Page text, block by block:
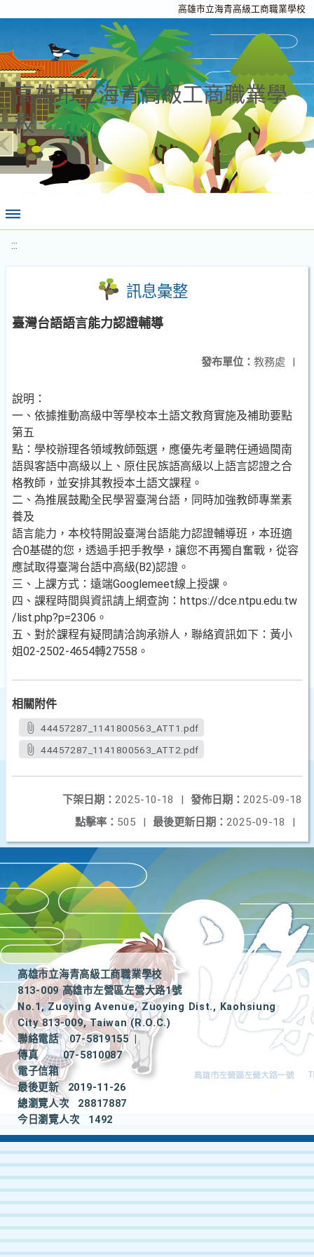
高雄市立海青高級工商職業學校
高雄市立海青高級工商職業學
校
:::
訊息彙整
臺灣台語語言能力認證輔導
發布單位： 教務處 |
說明：
一、依據推動高級中等學校本土語文教育實施及補助要點
第五
點：學校辦理各領域教師甄選，應優先考量聘任通過閩南
語與客語中高級以上、原住民族語高級以上語言認證之合
格教師，並安排其教授本土語文課程。
二、為推展鼓勵全民學習臺灣台語，同時加強教師專業素
養及
語言能力，本校特開設臺灣台語能力認證輔導班，本班適
合0基礎的您，透過手把手教學，讓您不再獨自奮戰，從容
應試取得臺灣台語中高級(B2)認證。
三、上課方式：遠端Googlemeet線上授課。
四、課程時間與資訊請上網查詢：https://dce.ntpu.edu.tw
/list.php?p=2306。
五、對於課程有疑問請洽詢承辦人，聯絡資訊如下：黃小
姐02-2502-4654轉27558。
相關附件
44457287_1141800563_ATT1.pdf
44457287_1141800563_ATT2.pdf
發佈日期： 2025-09-18
下架日期： 2025-10-18
|
最後更新日期： 2025-09-18 |
點擊率： 505 |
高雄市立海青高級工商職業學校
813-009 高雄市左營區左營大路1號
No.1, Zuoying Avenue, Zuoying Dist., Kaohsiung
City 813-009, Taiwan (R.O.C.)
聯絡電話
07-5819155
|
傳真
07-5810087
電子信箱
最後更新
2019-11-26
總瀏覽人次
28817887
今日瀏覽人次
1492